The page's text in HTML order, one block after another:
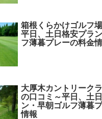
箱根くらかけゴルフ
平日、土日格安プラ
フ薄暮プレーの料金
大厚木カントリーク
の口コミ～平日、土
ン・早朝ゴルフ薄暮
情報